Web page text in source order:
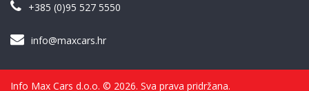
+385 (0)95 527 5550
info@maxcars.hr
Info Max Cars d.o.o. © 2026. Sva prava pridržana.